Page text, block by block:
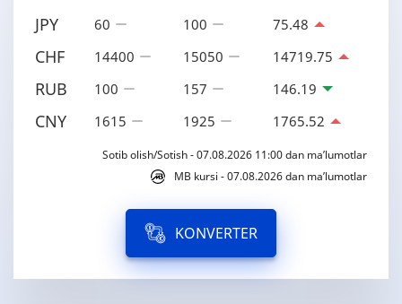
JPY 60 100 75.48
CHF 14400 15050 14719.75
RUB 100 157 146.19
CNY 1615 1925 1765.52
Sotib olish/Sotish - 07.08.2026 11:00 dan ma’lumotlar
MB kursi - 07.08.2026 dan ma’lumotlar
KONVERTER